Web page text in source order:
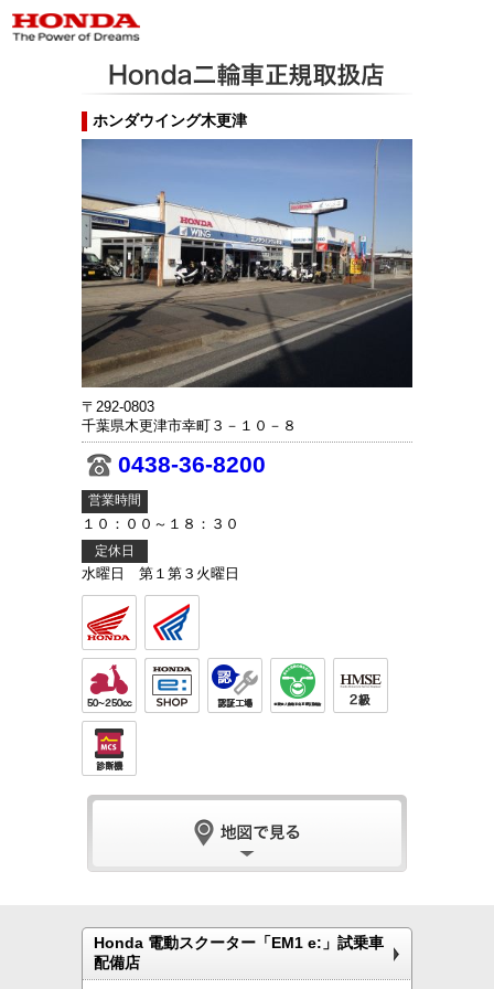
ホンダウイング木更津
〒292-0803
千葉県木更津市幸町３－１０－８
0438-36-8200
営業時間
１０：００～１８：３０
定休日
水曜日 第１第３火曜日
Honda 電動スクーター「EM1 e:」試乗車
配備店